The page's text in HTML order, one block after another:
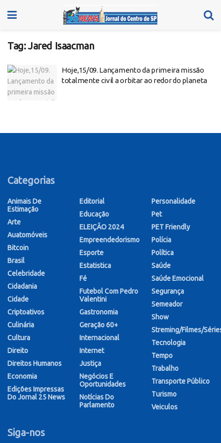
Tag:Jared Isaacman
Hoje,15/09. Lançamento da primeira missão
totalmente civil a orbitar ao redor do planeta
Categorias
Animais De
Estimação
Arte
Auatomóveis
Bitcoin
Brasil
Celebridade
Cidadania
Cidade
Criptoativos
Culinária
Cultura
Direito
Direitos Humanos
Economia
Edições Impressas
Do Jornal 25 News
Editorial
Educação
ELEIÇÃO 2024
Empreendedorismo
Esporte
Estatistica
Fé
Futebol Com Pedro
Valentini
Gastronomia
Geração 60+
Internacional
Internet
Justiça
Negócios E
Oportunidades
Notícias Do
Parlamento
Personalidade
Pet
PET Friendly
Polícia
Política
Saúde
Saúde Emocional
Segurança
Semeador
Show
Streming/Filmes/
Tecnologia
Tempo
Trabalho
Transporte Público
Turismo
Veiculos
Siga-nos